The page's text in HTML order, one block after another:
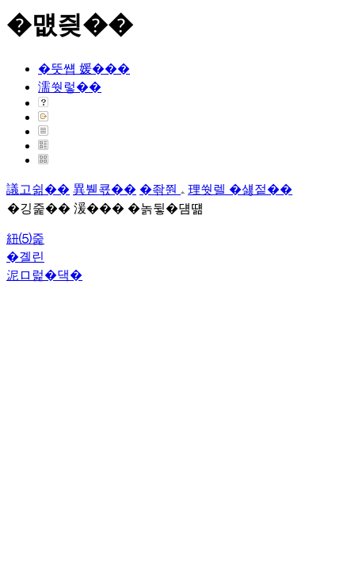
�먮즺��
�뚯썝 媛���
濡쒓렇��
議고쉶�� 異붿쿇�� �좎쭨
理쒓렐 �섏젙��
�깅줉�� 湲��� �놁뒿�덈떎
紐⑸줉
�곌린
泥ロ럹�댁�